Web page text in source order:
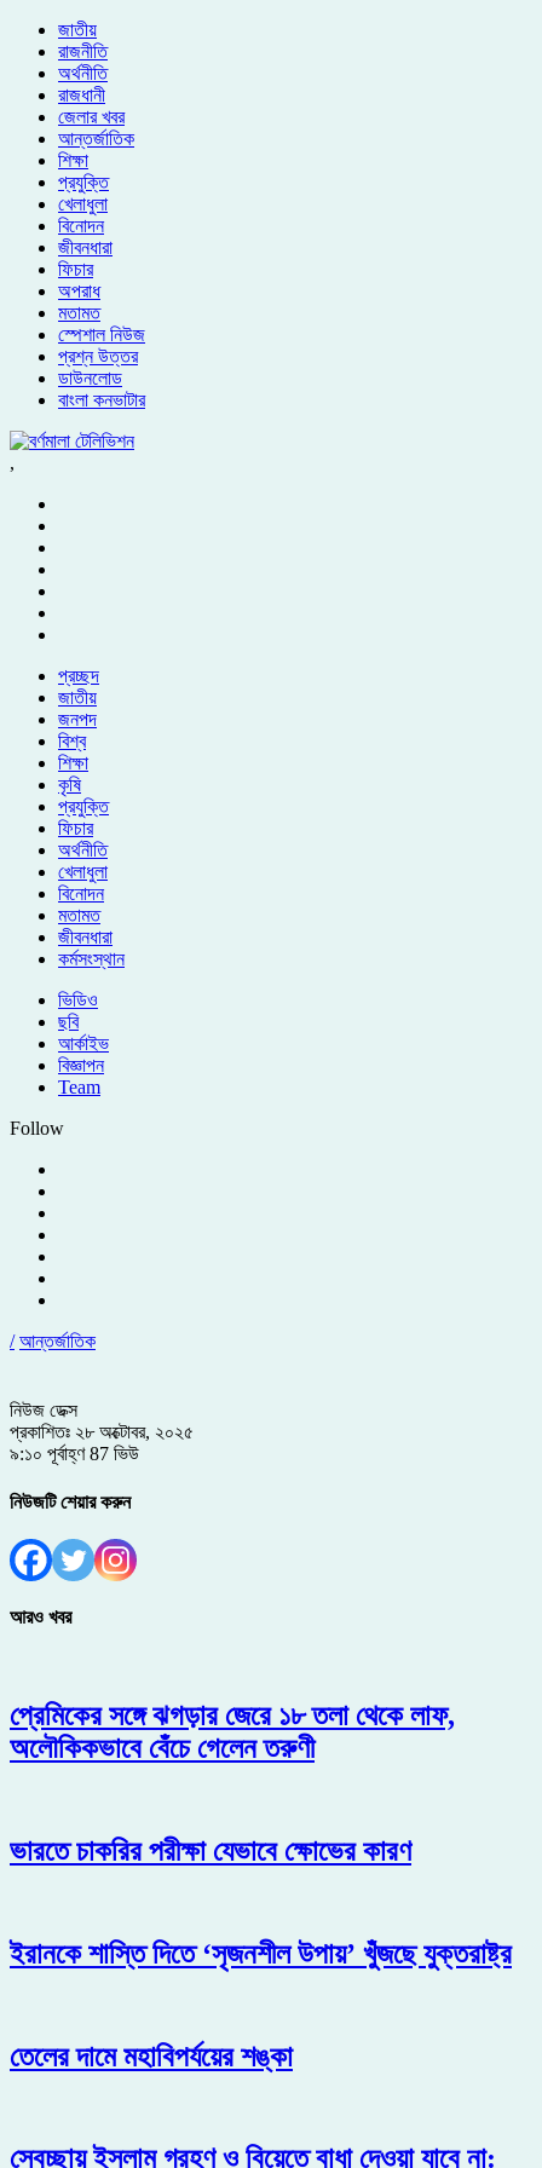
জাতীয়
রাজনীতি
অর্থনীতি
রাজধানী
জেলার খবর
আন্তর্জাতিক
শিক্ষা
প্রযুক্তি
খেলাধুলা
বিনোদন
জীবনধারা
ফিচার
অপরাধ
মতামত
স্পেশাল নিউজ
প্রশ্ন উত্তর
ডাউনলোড
বাংলা কনভাটার
,
প্রচ্ছদ
জাতীয়
জনপদ
বিশ্ব
শিক্ষা
কৃষি
প্রযুক্তি
ফিচার
অর্থনীতি
খেলাধুলা
বিনোদন
মতামত
জীবনধারা
কর্মসংস্থান
ভিডিও
ছবি
আর্কাইভ
বিজ্ঞাপন
Team
Follow
/ আন্তর্জাতিক
নিউজ ডেক্স
প্রকাশিতঃ ২৮ অক্টোবর, ২০২৫
৯:১০ পূর্বাহ্ণ 87 ভিউ
নিউজটি শেয়ার করুন
আরও খবর
প্রেমিকের সঙ্গে ঝগড়ার জেরে ১৮ তলা থেকে লাফ,
অলৌকিকভাবে বেঁচে গেলেন তরুণী
ভারতে চাকরির পরীক্ষা যেভাবে ক্ষোভের কারণ
ইরানকে শাস্তি দিতে ‘সৃজনশীল উপায়’ খুঁজছে যুক্তরাষ্ট্র
তেলের দামে মহাবিপর্যয়ের শঙ্কা
স্বেচ্ছায় ইসলাম গ্রহণ ও বিয়েতে বাধা দেওয়া যাবে না: